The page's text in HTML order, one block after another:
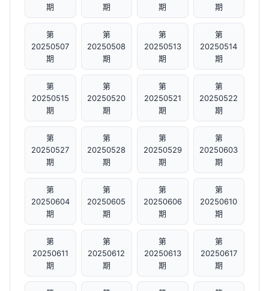
期
期
期
期
第
20250507
期
第
20250508
期
第
20250513
期
第
20250514
期
第
20250515
期
第
20250520
期
第
20250521
期
第
20250522
期
第
20250527
期
第
20250528
期
第
20250529
期
第
20250603
期
第
20250604
期
第
20250605
期
第
20250606
期
第
20250610
期
第
20250611
期
第
20250612
期
第
20250613
期
第
20250617
期